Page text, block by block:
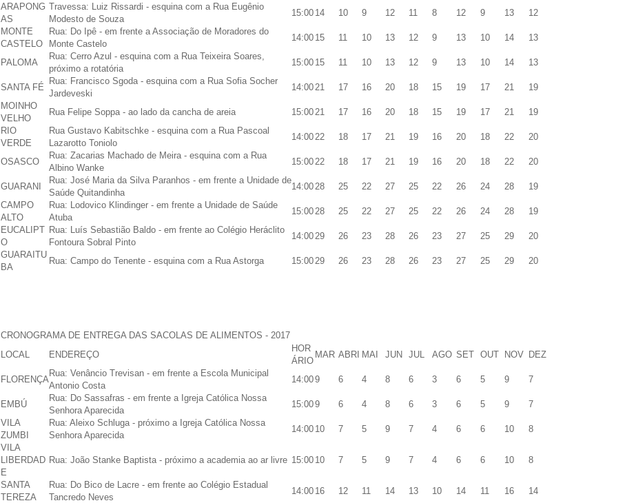
ARAPONG
AS
Travessa: Luiz Rissardi - esquina com a Rua Eugênio
Modesto de Souza
15:00 14 10 9 12 11 8 12 9 13
12
MONTE
CASTELO
Rua: Do Ipê - em frente a Associação de Moradores do
Monte Castelo
14:00 15 11 10 13 12 9 13 10 14 13
PALOMA
Rua: Cerro Azul - esquina com a Rua Teixeira Soares,
próximo a rotatória
15:00 15 11 10 13 12 9 13 10 14 13
SANTA FÉ
Rua: Francisco Sgoda - esquina com a Rua Sofia Socher
Jardeveski
14:00 21 17 16 20 18 15 19 17 21
19
MOINHO
VELHO
Rua Felipe Soppa - ao lado da cancha de areia 15:00 21 17 16 20 18 15 19 17 21
19
RIO
VERDE
Rua Gustavo Kabitschke - esquina com a Rua Pascoal
Lazarotto Toniolo
14:00 22 18 17 21 19 16 20 18 22 20
OSASCO
Rua: Zacarias Machado de Meira - esquina com a Rua
Albino Wanke
15:00 22 18 17 21 19 16 20 18 22 20
GUARANI
Rua: José Maria da Silva Paranhos - em frente a Unidade de
Saúde Quitandinha
14:00 28 25 22 27 25 22 26 24 28
19
CAMPO
ALTO
Rua: Lodovico Klindinger - em frente a Unidade de Saúde
Atuba
15:00 28 25 22 27 25 22 26 24 28
19
EUCALIPT
O
Rua: Luís Sebastião Baldo - em frente ao Colégio Heráclito
Fontoura Sobral Pinto
14:00 29 26 23 28 26 23 27 25 29
20
GUARAITU
BA
Rua: Campo do Tenente - esquina com a Rua Astorga 15:00 29 26 23 28 26 23 27 25 29 20
CRONOGRAMA DE ENTREGA DAS SACOLAS DE ALIMENTOS - 2017
LOCAL
ENDEREÇO
HOR
ÁRIO
MAR ABRI MAI JUN JUL AGO SET OUT NOV DEZ
FLORENÇA
Rua: Venâncio Trevisan - em frente a Escola Municipal
Antonio Costa
14:009 6 4 8 6 3 6 5 9 7
EMBÚ
Rua: Do Sassafras - em frente a Igreja Católica Nossa
Senhora Aparecida
15:009 6 4 8 6 3 6 5 9
7
VILA
ZUMBI
Rua: Aleixo Schluga - próximo a Igreja Católica Nossa
Senhora Aparecida
14:00 10 7 5 9 7 4 6 6 10
8
VILA
LIBERDAD
E
Rua: João Stanke Baptista - próximo a academia ao ar livre 15:00 10 7 5 9 7 4 6 6 10 8
SANTA
TEREZA
Rua: Do Bico de Lacre - em frente ao Colégio Estadual
Tancredo Neves
14:00 16 12 11 14 13 10 14 11 16
14